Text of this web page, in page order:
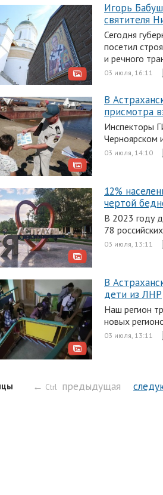
Игорь
святителя
Сегодня
посетил
и речного
03 июля, 16:11
В
присмотра
Инспекторы
Черноярском
03 июля, 14:10
12%
чертой
В 2023 году
78
03 июля, 13:11
В
дети из ЛНР
Наш регион
новых
03 июля, 13:11
← Ctrl предыдущая